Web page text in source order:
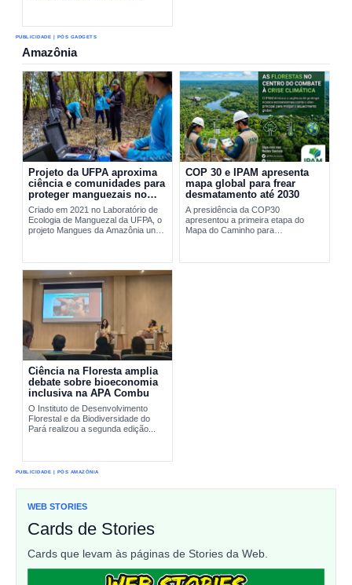
PUBLICIDADE | PÓS GADGETS
Amazônia
Projeto da UFPA aproxima
ciência e comunidades para
proteger manguezais no
Pará
Criado em 2021 no Laboratório de
Ecologia de Manguezal da UFPA, o
projeto Mangues da Amazônia une
COP 30 e IPAM apresenta
mapa global para frear
desmatamento até 2030
A presidência da COP30
apresentou a primeira etapa do
Mapa do Caminho para
Ciência na Floresta amplia
debate sobre bioeconomia
inclusiva na APA Combu
O Instituto de Desenvolvimento
Florestal e da Biodiversidade do
Pará realizou a segunda edição...
PUBLICIDADE | PÓS AMAZÔNIA
WEB STORIES
Cards de Stories
Cards que levam às páginas de Stories da Web.